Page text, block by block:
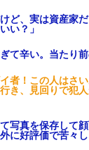
ど、実は資産家
い？」
て辛い。当たり
者！この人はさ
き、見回りで犯
写真を保存して
に好評価で苦々